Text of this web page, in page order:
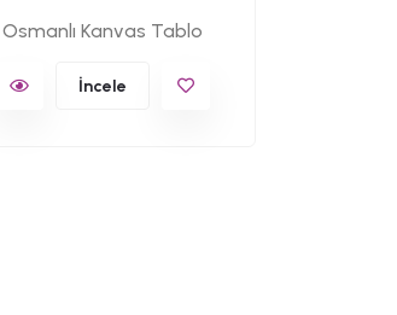
Osmanlı Kanvas Tablo
İncele